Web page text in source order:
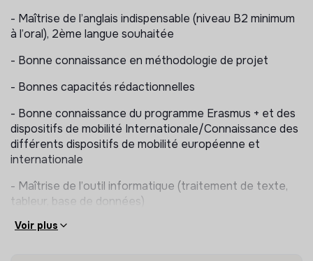
associatif
Coordinatrice Directrice Générale et organiser les
activités d’une équipe : bénévoles, stagiaires,
volontaires en Service Civique
DÉTAIL DES MISSIONS :
➢ Sensibiliser et Informer les jeunes et les
professionnels sur la thématique de la moTilité, de
la mobilité locale et internationale de
l’interculturalité, de l’ECSI et de la citoyenneté
- Gérer et animer des réunions d’informations
- Maîtrise de l’anglais indispensable (niveau B2 minimum
à l’oral), 2ème langue souhaitée
- Bonne connaissance en méthodologie de projet
- Bonnes capacités rédactionnelles
- Bonne connaissance du programme Erasmus + et des
dispositifs de mobilité Internationale/Connaissance des
différents dispositifs de mobilité européenne et
internationale
- Maîtrise de l’outil informatique (traitement de texte,
tableur, base de données)
- Expérience dans l’accompagnement personnalisé des
Voir plus